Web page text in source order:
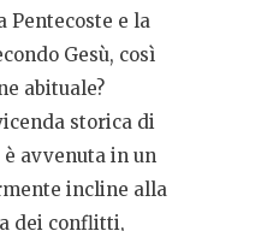
Pentecoste e la
Gesù, così
abituale?
storica di
è avvenuta in un
incline alla
dei conflitti,